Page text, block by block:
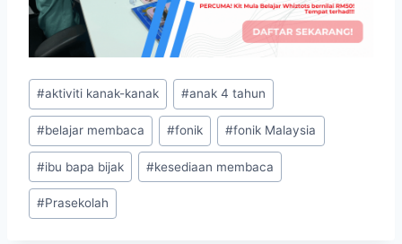
Post
Tags:
#aktiviti kanak-kanak #anak 4 tahun
#belajar membaca #fonik #fonik Malaysia
#ibu bapa bijak #kesediaan membaca
#Prasekolah